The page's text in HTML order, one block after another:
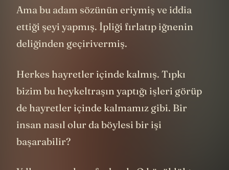
Ama bu adam sözünün eriymiş ve iddia
ettiği şeyi yapmış. İpliği fırlatıp iğnenin
deliğinden geçirivermiş.
Herkes hayretler içinde kalmış. Tıpkı
bizim bu heykeltraşın yaptığı işleri görüp
de hayretler içinde kalmamız gibi. Bir
insan nasıl olur da böylesi bir işi
başarabilir?